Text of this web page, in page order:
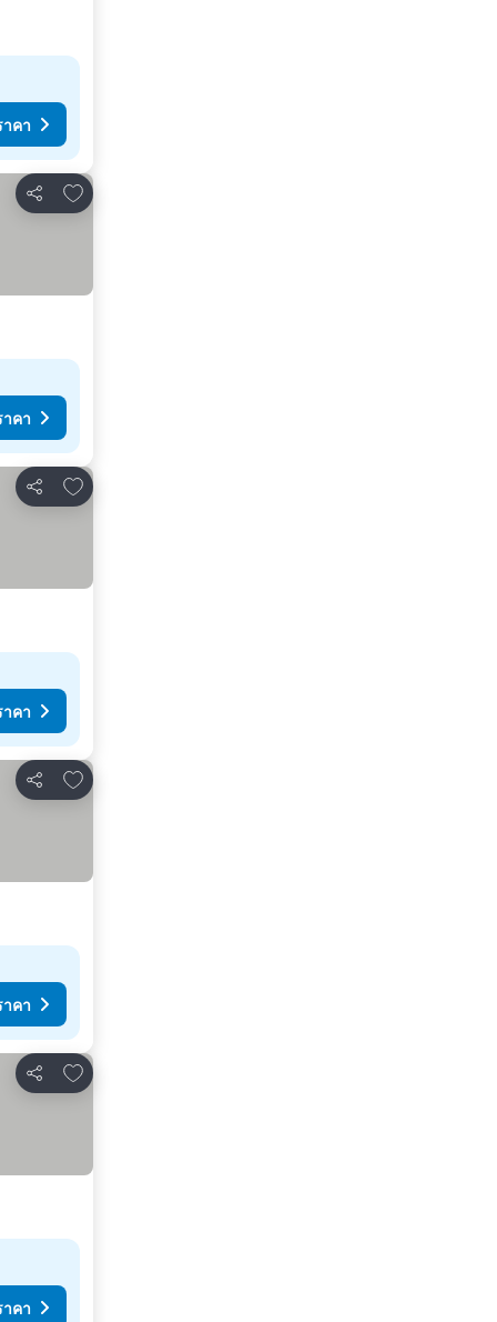
คา
แชร์
เพิ่มในรายการโปรด
คา
แชร์
เพิ่มในรายการโปรด
คา
แชร์
เพิ่มในรายการโปรด
คา
แชร์
เพิ่มในรายการโปรด
คา